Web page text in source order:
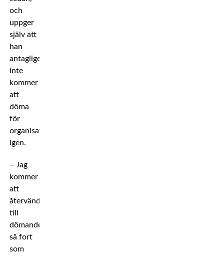
och
uppger
själv att
han
antagligen
inte
kommer
att
döma
för
organisationen
igen.
– Jag
kommer
att
återvända
till
dömandet
så fort
som